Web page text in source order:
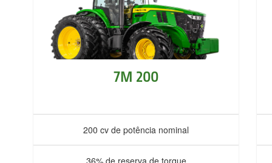
7M 200
200 cv de potência nominal